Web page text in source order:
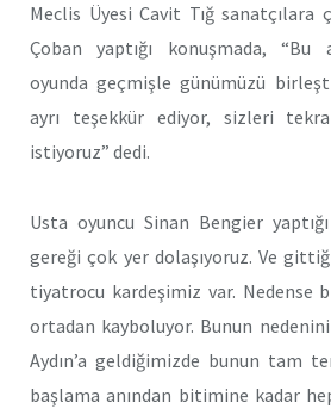
Meclis Üyesi Cavit Tığ sanatçılara
Çoban yaptığı konuşmada, “Bu
oyunda geçmişle günümüzü
ayrı teşekkür ediyor, sizleri
istiyoruz” dedi.
Usta oyuncu Sinan Bengier
gereği çok yer dolaşıyoruz. Ve
tiyatrocu kardeşimiz var. Nedense
ortadan kayboluyor. Bunun
Aydın’a geldiğimizde bunun tam
başlama anından bitimine kadar